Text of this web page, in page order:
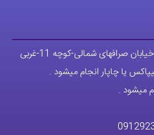
صرافهای شمالی-کوچه 11-غربی
یا چاپار انجام میشود .
میشود .